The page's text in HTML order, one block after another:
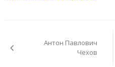
записямАнтон Павлович
Чехов